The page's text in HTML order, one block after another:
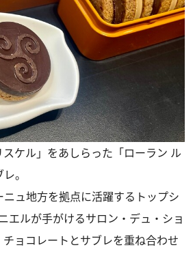
ケル」をあしらった「ローラン ル
。
ュ地方を拠点に活躍するトップシ
エルが手がけるサロン・デュ・ショ
ョコレートとサブレを重ね合わせ